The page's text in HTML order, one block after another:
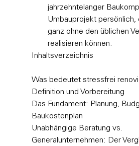
jahrzehntelanger
Umbauprojekt persönlich,
ganz ohne den üblichen
realisieren können.
Inhaltsverzeichnis
Was bedeutet stressfrei
Definition und Vorbereitung
Das Fundament: Planung,
Baukostenplan
Unabhängige Beratung vs.
Generalunternehmen: Der